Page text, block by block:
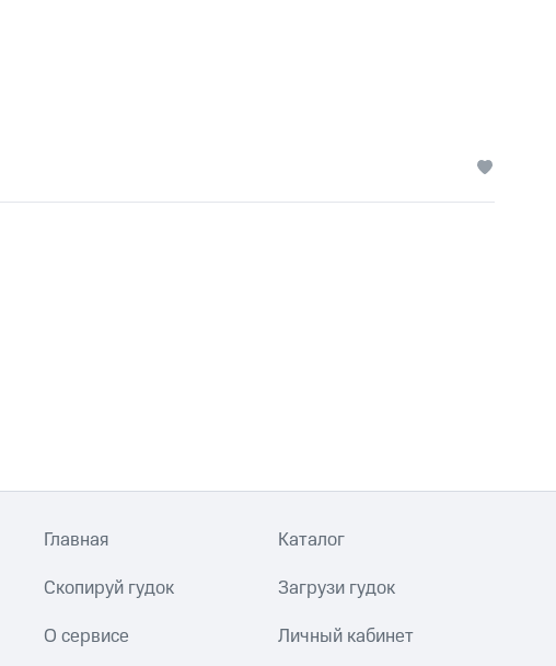
Главная Каталог
Скопируй гудок Загрузи гудок
О сервисе Личный кабинет